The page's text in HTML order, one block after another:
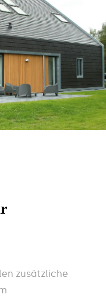
zusätzliche